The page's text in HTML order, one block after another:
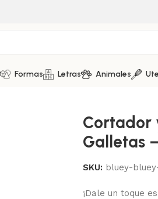
Formas Letras Animales
Cortador
Galletas
SKU: bluey-
¡Dale un toque